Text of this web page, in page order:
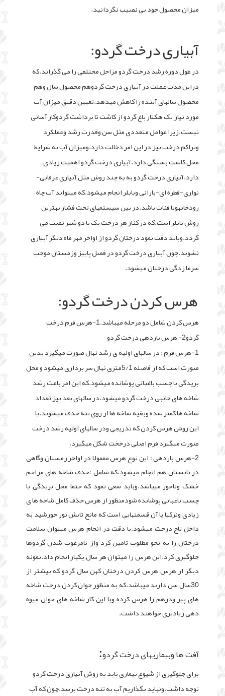
میزان محصول خود بی نصیب نگردانید.
آبیاری درخت گردو:
در طول دوره رشد درخت گردو مراحل مختلفی را می گذراند.که
دراین مدت غفلت در آبیاری درخت گردوهم محصول سال وهم
محصول سالهای آینده را کاهش میدهد.تعیین دقیق میزان آب
مورد نیاز یک هکتار باغ گردو از کاشت تا برداشت گردوکار آسانی
نیست.زیرا عوامل متعددی مثل سن وقدرت رشد وعملکرد
وتراکم درخت نیز در این امر دخالت دارد.ومیزان آب به شرایط
محل کاشت بستگی دارد.آبیاری درخت گردو اهمیت زیادی
دارد.آبیاری درخت گردو به به چند روش مثل آبیاری غرقابی-
نواری-قطره ای-بارانی وبابلر انجام میشود.که میتواند آب چاه –
رودخانهویا قنات باشد.در بین سیستمهای تحت فشار بهترین
روش بابلر است.که در کنار هر درخت یک یا دو شیر نصب می
گردد.وباید دقت نمود درختان گردو از اواخر مهر ماه دیگر آبیاری
نشوند.چون آبیاری درخت گردو در فصل پاییز وزمستان موجب
سرما زدگی درختان میشود.
هرس کردن درخت گردو:
هرس کردن شامل دو مرحله میباشد.1-هرس فرم درخت
گردو2- هرس باردهی درخت گردو
1-هرس فرم : در سالهای اولیه ی رشد نهال صورت میگیرد بدین
صورت است که از فاصله 5/1متری نهال سر برداری میشود و محل
بریدگی با چسب باغبانی پوشانده میشود.که این امر باعث رشد
شاخه های جانبی درخت گردو میشود.در سالهای بعد نیز تعداد
شاخه ها کمتر شده وبقیه شاخه ها از روی تنه حذف میشوند.با
این روش هرس کردن که تدریجی ودر سالهای اولیه رشد درخت
صورت میگیرد فرم اصلی درخخت شکل میگیرد.
2-هرس باردهی : این نوع هرس معمولا در اواخر زمستان وگاهی
در تابستان هم انجام میشود.که شامل :حذف شاخه های مزاحم
خشک وناجور میباشد.وباید سعی نمود که حتما محل بریدگی با
چسب باغبانی پوشانده شودمنظور از هرس حذف کامل شاخه ها ی
زیادی ونرکها یا آن قسمتهایی است که مانع تابش نور خورشید به
داخل تاج درخت میشود.با دقت در انجام هرس میتوان سلامت
درختان را به نحو مطلوب تامین کرد واز نامرغوب شدن گردوها
جلوگیری کرد.این هرس را میتوان هر سال یکبار انجام داد.نمونه
دیگر از هرس هرس کردن درختان کهن سال گردو که بیشتر از
30سال سن دارند میباشد.که به منظور جوان کردن درخت شاخه
های پیر ودرهم را هرس کرده وبا این کار شاخه های جوان میوه
دهی زیادتری خواهند داشت.
آفت ها وبیماریهای درخت گردو:
برای جلوگیری از شیوع بیماری باید به روش آبیاری درخت گردو
توجه داشت.ونباید بگذاریم آب به تنه درخت برسد.چون که آب